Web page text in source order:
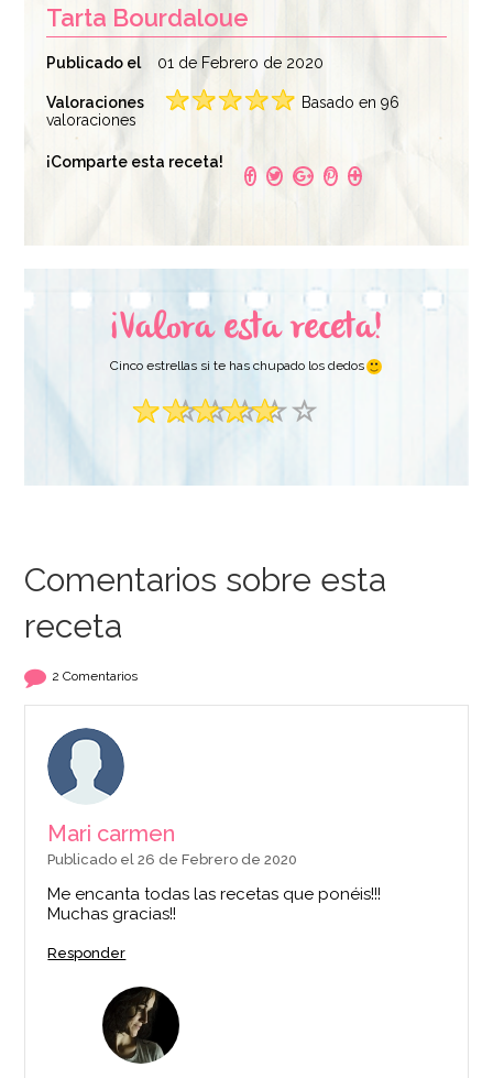
Funcakes
AÑADIR
Tarta Bourdaloue
Publicado el 01 de Febrero de 2020
Valoraciones
Basado en 96
valoraciones
¡Comparte esta receta!
¡Valora esta receta!
Cinco estrellas si te has chupado los dedos
Comentarios sobre esta
receta
2 Comentarios
Mari carmen
Publicado el 26 de Febrero de 2020
Me encanta todas las recetas que ponéis!!!
Muchas gracias!!
Responder